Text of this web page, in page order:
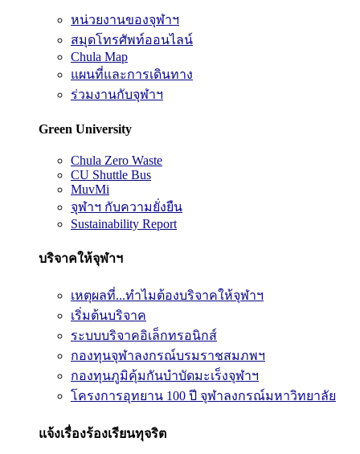
หน่วยงานของจุฬาฯ
สมุดโทรศัพท์ออนไลน์
Chula Map
แผนที่และการเดินทาง
ร่วมงานกับจุฬาฯ
Green University
Chula Zero Waste
CU Shuttle Bus
MuvMi
จุฬาฯ กับความยั่งยืน
Sustainability Report
บริจาคให้จุฬาฯ
เหตุผลที่...ทำไมต้องบริจาคให้จุฬาฯ
เริ่มต้นบริจาค
ระบบบริจาคอิเล็กทรอนิกส์
กองทุนจุฬาลงกรณ์บรมราชสมภพฯ
กองทุนภูมิคุ้มกันบำบัดมะเร็งจุฬาฯ
โครงการอุทยาน 100 ปี จุฬาลงกรณ์มหาวิทยาลัย
แจ้งเรื่องร้องเรียนทุจริต